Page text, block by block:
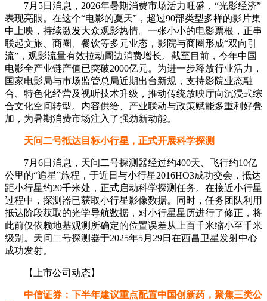
7月5日消息，2026年暑期消费市场活力旺盛，“光影经济”
表现亮眼。在这个“电影的夏天”，超过90部类型多样的影片集
中上映，持续激发大众观影热情。一张小小的电影票根，正串
联起文旅、商圈、餐饮等多元业态，影院与商圈形成“双向引
流”，观影流量有效拉动周边消费增长。截至目前，今年中国
电影全产业链产值已突破2000亿元。为进一步释放行业活力，
国家电影局与市场监管总局近期出台新规，支持影院业态融
合、特色化经营及视听技术升级，推动传统放映厅向沉浸式综
合文化空间转型。内容供给、产业联动与政策赋能多重利好叠
加，为暑期消费市场注入了强劲新动能。
天问二号抵达目标小行星，正式开展科学探测
7月6日消息，天问二号探测器经过约400天、飞行约10亿
公里的“追星”旅程，于近日与小行星2016HO3成功交会，抵达
距小行星约20千米处，正式启动科学探测任务。在接近小行星
过程中，探测器已获取小行星影像数据。同时，任务团队利用
抵达阶段获取的光学导航数据，对小行星星历进行了修正，将
此前仅依赖地基观测所确定的位置误差从上百千米缩小至千米
级别。天问二号探测器于2025年5月29日在西昌卫星发射中心
成功发射。
【上市公司动态】
中信证券：下半年建议重点配置中国创新药，聚焦三类公